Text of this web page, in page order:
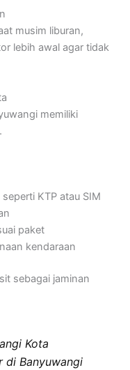
musim liburan,
lebih awal agar tidak
memiliki
KTP atau SIM
paket
kendaraan
sebagai jaminan
Kota
di Banyuwangi